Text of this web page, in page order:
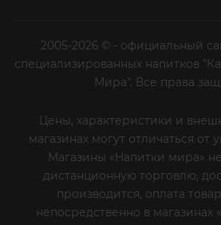
2005-2026 © - официальный
специализированных напитков
Мира". Все права
Цены, характеристики и
магазинах могут отличаться от
Магазины «Напитки мира»
дистанционную торговлю,
производится, оплата
непосредственно в магазинах